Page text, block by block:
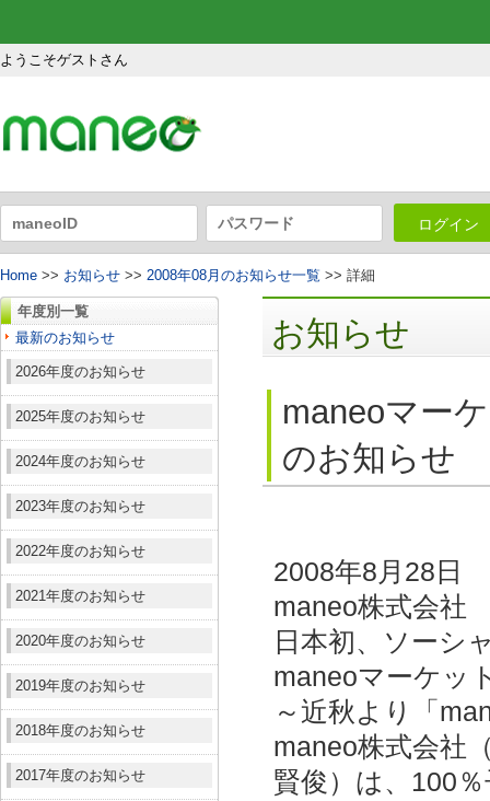
ようこそゲストさん
ログイン
Home >> お知らせ >> 2008年08月のお知らせ一覧 >> 詳細
年度別一覧
最新のお知らせ
2026年度のお知らせ
2025年度のお知らせ
2024年度のお知らせ
2023年度のお知らせ
2022年度のお知らせ
2021年度のお知らせ
2020年度のお知らせ
2019年度のお知らせ
2018年度のお知らせ
2017年度のお知らせ
お知らせ
maneoマー
のお知らせ
2008年8月28日
maneo株式会社
日本初、ソーシ
maneoマーケッ
～近秋より「
maneo株式会社
賢俊）は、100